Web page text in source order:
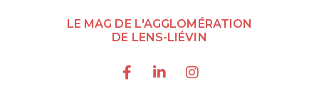
LE MAG DE L'AGGLOMÉRATION
DE LENS-LIÉVIN